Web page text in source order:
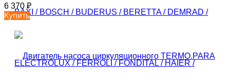
6 370 ₽
Купить